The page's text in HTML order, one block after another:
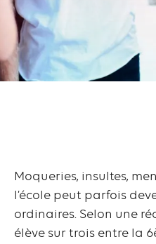
Moqueries, insultes,
l’école peut parfois
ordinaires. Selon une
élève sur trois entre la